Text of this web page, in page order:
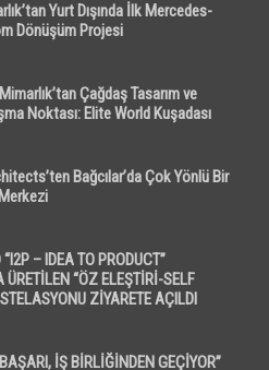
Yurt Dışında İlk Mercedes-
Dönüşüm Projesi
Çağdaş Tasarım ve
Noktası: Elite World Kuşadası
Bağcılar’da Çok Yönlü Bir
– IDEA TO PRODUCT”
ÜRETİLEN “ÖZ ELEŞTİRİ-SELF
ZİYARETE AÇILDI
İŞ BİRLİĞİNDEN GEÇİYOR”